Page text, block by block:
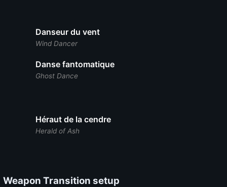
Danseur du vent
Wind Dancer
Danse fantomatique
Ghost Dance
Héraut de la cendre
Herald of Ash
Weapon Transition setup